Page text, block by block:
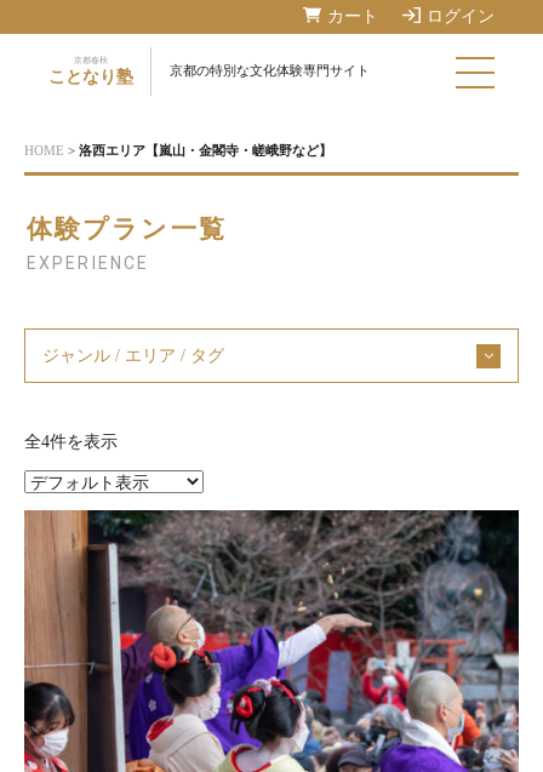
カート ログイン
京都春秋
ことなり塾 京都の特別な文化体験専門サイト
HOME > 洛西エリア【嵐山・金閣寺・嵯峨野など】
体験プラン一覧
EXPERIENCE
ジャンル / エリア / タグ
全4件を表示